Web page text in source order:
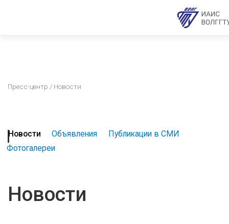
Пресс-центр / Новости
Новости Объявления
Публикации в СМИ
Фотогалереи
Новости